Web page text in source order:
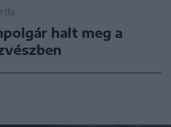
halt meg a